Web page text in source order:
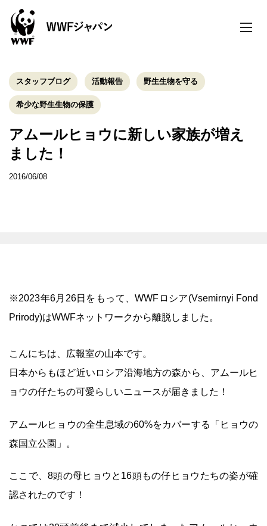
toggle
スタッフブログ 活動報告 野生生物を守る
希少な野生生物の保護
アムールヒョウに新しい家族が増え
ました！
2016/06/08
※2023年6月26日をもって、WWFロシア(Vsemirnyi Fond
Prirody)はWWFネットワークから離脱しました。
こんにちは、広報室の山本です。
日本からもほど近いロシア沿海地方の森から、アムールヒ
ョウの仔たちの可愛らしいニュースが届きました！
アムールヒョウの全生息域の60%をカバーする「ヒョウの
森国立公園」。
ここで、8頭の母ヒョウと16頭もの仔ヒョウたちの姿が確
認されたのです！